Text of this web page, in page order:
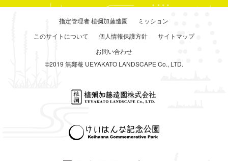
指定管理者 植彌加藤造園
ミッション
このサイトについて
個人情報保護方針
サイトマップ
お問い合わせ
©2019 無鄰菴 UEYAKATO LANDSCAPE Co., LTD.